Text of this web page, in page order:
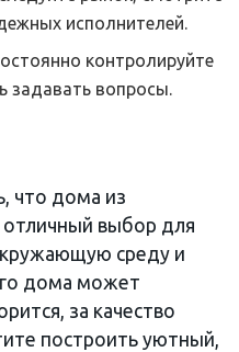
исполнителей.
контролируйте
задавать вопросы.
что дома из
выбор для
среду и
дома может
за качество
построить уютный,